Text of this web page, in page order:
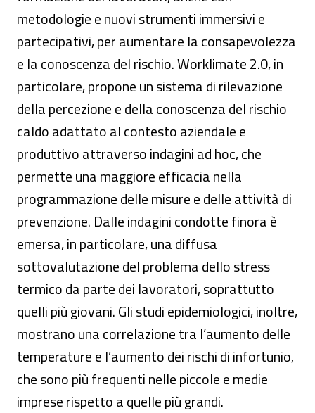
metodologie e nuovi strumenti immersivi e
partecipativi, per aumentare la consapevolezza
e la conoscenza del rischio. Worklimate 2.0, in
particolare, propone un sistema di rilevazione
della percezione e della conoscenza del rischio
caldo adattato al contesto aziendale e
produttivo attraverso indagini ad hoc, che
permette una maggiore efficacia nella
programmazione delle misure e delle attività di
prevenzione. Dalle indagini condotte finora è
emersa, in particolare, una diffusa
sottovalutazione del problema dello stress
termico da parte dei lavoratori, soprattutto
quelli più giovani. Gli studi epidemiologici, inoltre,
mostrano una correlazione tra l’aumento delle
temperature e l’aumento dei rischi di infortunio,
che sono più frequenti nelle piccole e medie
imprese rispetto a quelle più grandi.